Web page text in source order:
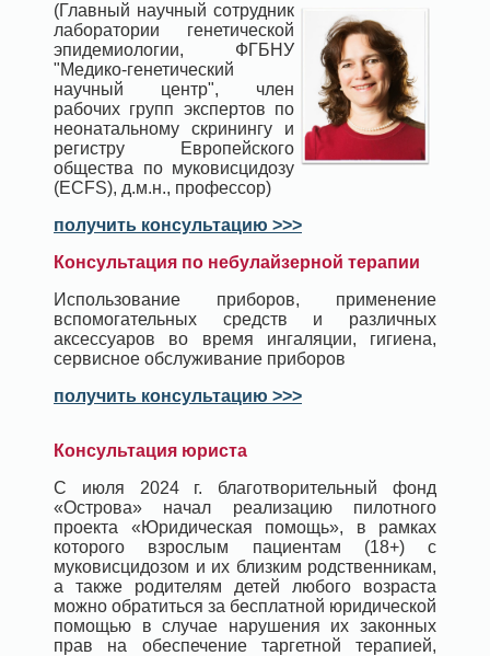
(Главный научный сотрудник
лаборатории генетической
эпидемиологии, ФГБНУ
"Медико-генетический
научный центр", член
рабочих групп экспертов по
неонатальному скринингу и
регистру Европейского
общества по муковисцидозу
(ECFS), д.м.н., профессор)
получить консультацию >>>
Консультация по небулайзерной терапии
Использование приборов, применение
вспомогательных средств и различных
аксессуаров во время ингаляции, гигиена,
сервисное обслуживание приборов
получить консультацию >>>
Консультация юриста
С июля 2024 г. благотворительный фонд
«Острова» начал реализацию пилотного
проекта «Юридическая помощь», в рамках
которого взрослым пациентам (18+) с
муковисцидозом и их близким родственникам,
а также родителям детей любого возраста
можно обратиться за бесплатной юридической
помощью в случае нарушения их законных
прав на обеспечение таргетной терапией,